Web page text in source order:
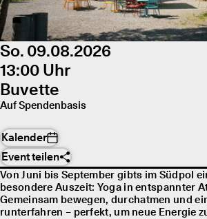
So. 09.08.2026
13:00 Uhr
Buvette
Auf Spendenbasis
Kalender
Event teilen
Von Juni bis September gibts im Südpol
besondere Auszeit: Yoga in entspannter
Gemeinsam bewegen, durchatmen und
runterfahren – perfekt, um neue Energie